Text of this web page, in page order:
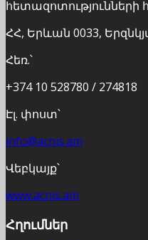
ՀՀ, Երևան 0033,
Հեռ.՝
+374 10 528780 / 274818
Էլ. փոստ՝
info@acnis.am
Վեբկայք՝
www.acnis.am
Հղումներ